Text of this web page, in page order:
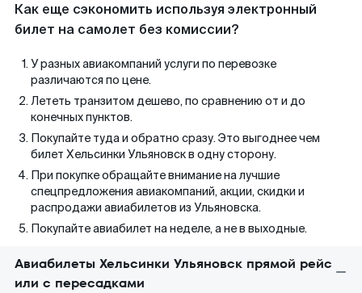
Как еще сэкономить используя электронный
билет на самолет без комиссии?
У разных авиакомпаний услуги по перевозке
различаются по цене.
Лететь транзитом дешево, по сравнению от и до
конечных пунктов.
Покупайте туда и обратно сразу. Это выгоднее чем
билет Хельсинки Ульяновск в одну сторону.
При покупке обращайте внимание на лучшие
спецпредложения авиакомпаний, акции, скидки и
распродажи авиабилетов из Ульяновска.
Покупайте авиабилет на неделе, а не в выходные.
Авиабилеты Хельсинки Ульяновск прямой рейс
или с пересадками